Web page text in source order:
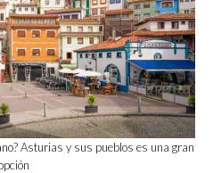
Asturias y sus pueblos es una gran